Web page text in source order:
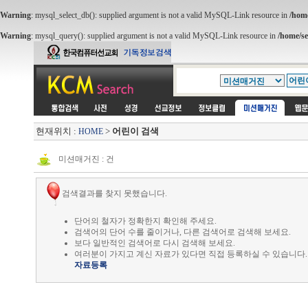
Warning: mysql_select_db(): supplied argument is not a valid MySQL-Link resource in /
Warning: mysql_query(): supplied argument is not a valid MySQL-Link resource in /home/
현재위치 : HOME > 어린이 검색
미션매거진 : 건
검색결과를 찾지 못했습니다.
단어의 철자가 정확한지 확인해 주세요.
검색어의 단어 수를 줄이거나, 다른 검색어로 검색해 보세요.
보다 일반적인 검색어로 다시 검색해 보세요.
여러분이 가지고 계신 자료가 있다면 직접 등록하실 수 있습니다.
자료등록